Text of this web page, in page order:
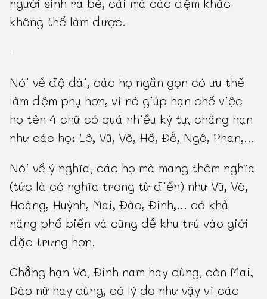
người sinh ra bé, cái mà các đệm khác
không thể làm được.
-
Nói về độ dài, các họ ngắn gọn có ưu thế
làm đệm phụ hơn, vì nó giúp hạn chế việc
họ tên 4 chữ có quá nhiều ký tự, chẳng hạn
như các họ: Lê, Vũ, Võ, Hồ, Đỗ, Ngô, Phan,...
Nói về ý nghĩa, các họ mà mang thêm nghĩa
(tức là có nghĩa trong từ điển) như Vũ, Võ,
Hoàng, Huỳnh, Mai, Đào, Đinh,... có khả
năng phổ biến và cũng dễ khu trú vào giới
đặc trưng hơn.
Chẳng hạn Võ, Đinh nam hay dùng, còn Mai,
Đào nữ hay dùng, có lý do như vậy vì các